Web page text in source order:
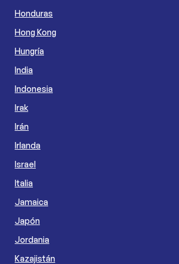
Honduras
Hong Kong
Hungría
India
Indonesia
Irak
Irán
Irlanda
Israel
Italia
Jamaica
Japón
Jordania
Kazajistán